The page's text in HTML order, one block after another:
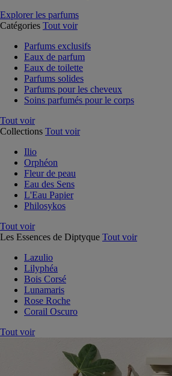
Explorer les parfums
Catégories Tout voir
Parfums exclusifs
Eaux de parfum
Eaux de toilette
Parfums solides
Parfums pour les cheveux
Soins parfumés pour le corps
Tout voir
Collections Tout voir
Ilio
Orphéon
Fleur de peau
Eau des Sens
L'Eau Papier
Philosykos
Tout voir
Les Essences de Diptyque Tout voir
Lazulio
Lilyphéa
Bois Corsé
Lunamaris
Rose Roche
Corail Oscuro
Tout voir